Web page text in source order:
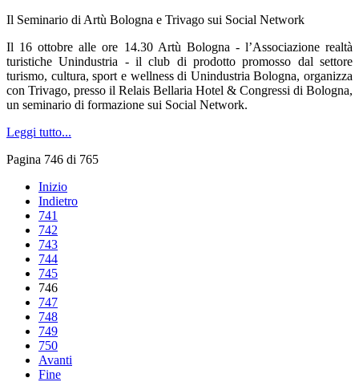
Il Seminario di Artù Bologna e Trivago sui Social Network
Il 16 ottobre alle ore 14.30 Artù Bologna - l’Associazione realtà
turistiche Unindustria - il club di prodotto promosso dal settore
turismo, cultura, sport e wellness di Unindustria Bologna, organizza
con Trivago, presso il Relais Bellaria Hotel & Congressi di Bologna,
un seminario di formazione sui Social Network.
Leggi tutto...
Pagina 746 di 765
Inizio
Indietro
741
742
743
744
745
746
747
748
749
750
Avanti
Fine